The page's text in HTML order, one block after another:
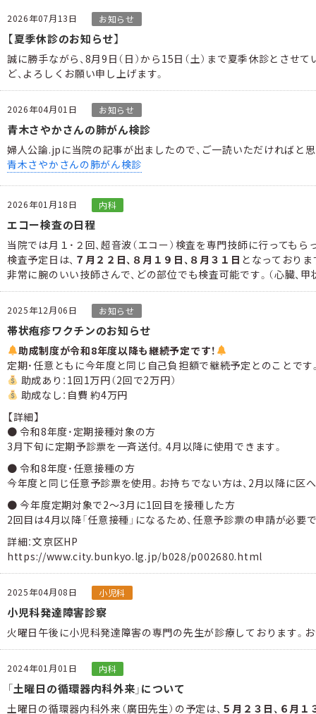
2026年07月13日 お知らせ
【夏季休診のお知らせ】
誠に勝手ながら、8月9日（日）から15日（土）まで夏季休診とさ
ど、よろしくお願い申し上げます。
2026年04月01日 お知らせ
青木さやかさんの肺がん検診
婦人公論.jpに当院の記事が出ましたので、ご一読いただければと
青木さやかさんの肺がん検診
2026年01月18日 内科
エコー検査の日程
当院では月１・２回、超音波（エコー）検査を専門技師に行ってもら
検査予定日は、 ７月２２日、８月１９日、８月３１日 となっておりま
非常に腕のいい技師さんで、どの部位でも検査可能です。（心臓、甲
2025年12月06日 お知らせ
帯状疱疹ワクチンのお知らせ
助成制度が令和8年度以降も継続予定です！
定期・任意ともに今年度と同じ自己負担額で継続予定とのことで
助成あり：1回1万円（2回で2万円）
助成なし：自費 約4万円
【詳細】
● 令和8年度・定期接種対象の方
3月下旬に定期予診票を一斉送付。4月以降に使用できます。
● 令和8年度・任意接種の方
今年度と同じ任意予診票を使用。お持ちでない方は、2月以降に区へ
● 今年度定期対象で2〜3月に1回目を接種した方
2回目は4月以降「任意接種」になるため、任意予診票の申請が必要
詳細：文京区HP
https://www.city.bunkyo.lg.jp/b028/p002680.html
2025年04月08日 小児科
小児科発達障害診察
火曜日午後に小児科発達障害の専門の先生が診療しております。
2024年01月01日 内科
「土曜日の循環器内科外来」について
土曜日の循環器内科外来（廣田先生）の予定は、 ５月２３日、６月１